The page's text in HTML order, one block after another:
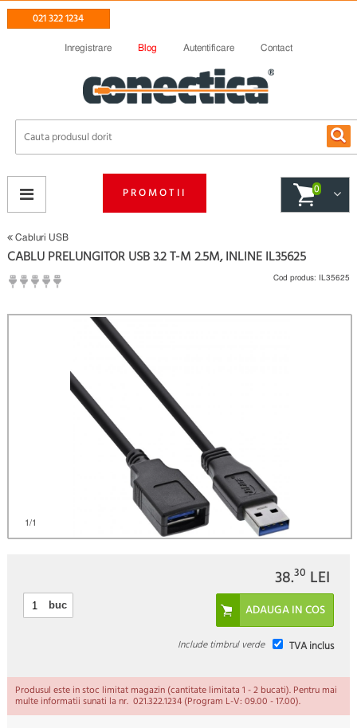
021 322 1234
Inregistrare Blog Autentificare Contact
PROMOTII 0
Cabluri USB
1/1
CABLU PRELUNGITOR USB 3.2 T-M 2.5M, INLINE IL35625
Fii primul care scrie un review
Cod produs: IL35625
38.30 LEI
buc
TVA inclus
Include timbrul verde
Produsul este in stoc limitat magazin (cantitate limitata 1 - 2 bucati). Pentru mai
multe informatii sunati la nr. 021.322.1234 (Program L-V: 09.00 - 17.00).